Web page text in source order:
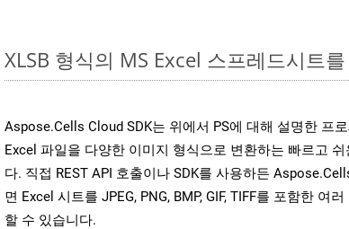
XLSB 형식의 MS Excel 스프레드시트
Aspose.Cells Cloud SDK는 위에서 PS에 대해 설명한 프
Excel 파일을 다양한 이미지 형식으로 변환하는 빠르고
다. 직접 REST API 호출이나 SDK를 사용하든
면 Excel 시트를 JPEG, PNG, BMP, GIF, TIFF를 포함한 여
할 수 있습니다.